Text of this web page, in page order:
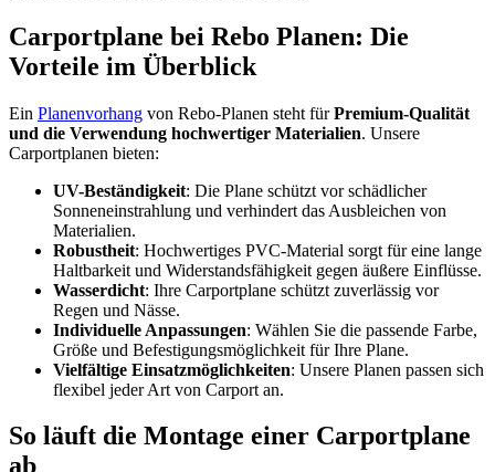
Carportplane bei Rebo Planen: Die
Vorteile im Überblick
Ein Planenvorhang von Rebo-Planen steht fürPremium-Qualität
und die Verwendung hochwertiger Materialien. Unsere
Carportplanen bieten:
UV-Beständigkeit: Die Plane schützt vor schädlicher
Sonneneinstrahlung und verhindert das Ausbleichen von
Materialien.
Robustheit: Hochwertiges PVC-Material sorgt für eine lange
Haltbarkeit und Widerstandsfähigkeit gegen äußere Einflüsse.
Wasserdicht: Ihre Carportplane schützt zuverlässig vor
Regen und Nässe.
Individuelle Anpassungen: Wählen Sie die passende Farbe,
Größe und Befestigungsmöglichkeit für Ihre Plane.
Vielfältige Einsatzmöglichkeiten: Unsere Planen passen sich
flexibel jeder Art von Carport an.
So läuft die Montage einer Carportplane
ab